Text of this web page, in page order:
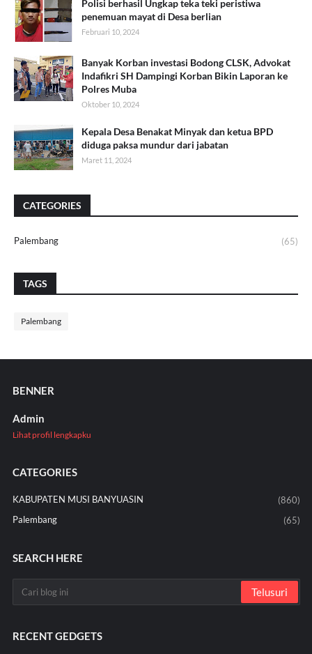
Polisi berhasil Ungkap teka teki peristiwa
penemuan mayat di Desa berlian
Februari 10, 2024
Banyak Korban investasi Bodong CLSK, Advokat
Indafikri SH Dampingi Korban Bikin Laporan ke
Polres Muba
Oktober 10, 2024
Kepala Desa Benakat Minyak dan ketua BPD
diduga paksa mundur dari jabatan
Maret 11, 2024
CATEGORIES
Palembang (65)
TAGS
Palembang
BENNER
Admin
Lihat profil lengkapku
CATEGORIES
KABUPATEN MUSI BANYUASIN
(860)
Palembang
(65)
SEARCH HERE
RECENT GEDGETS